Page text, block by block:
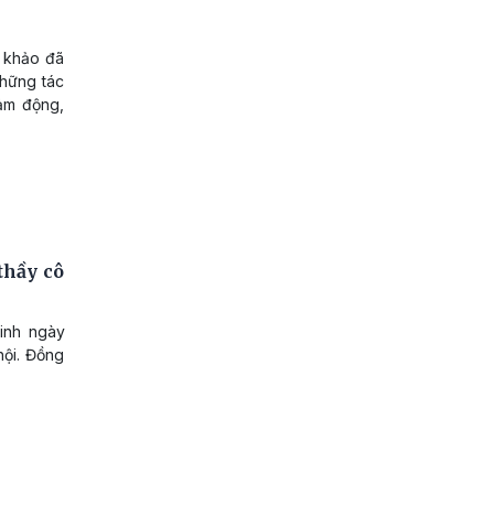
đã
tác
động,
cô
ngày
Đồng